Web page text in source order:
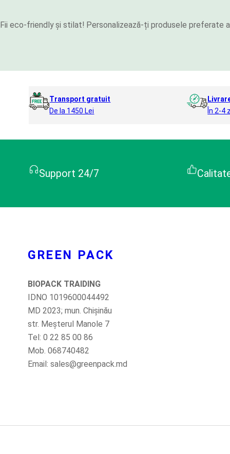
Fii eco-friendly și stilat! Personalizează-ți produsele preferate
Transport gratuit
De la 1450 Lei
În 2-4
Support 24/7
GREEN PACK
BIOPACK TRAIDING
IDNO 1019600044492
MD 2023; mun. Chișinău
str. Meșterul Manole 7
Tel: 0 22 85 00 86
Mob. 068740482
Email: sales@greenpack.md